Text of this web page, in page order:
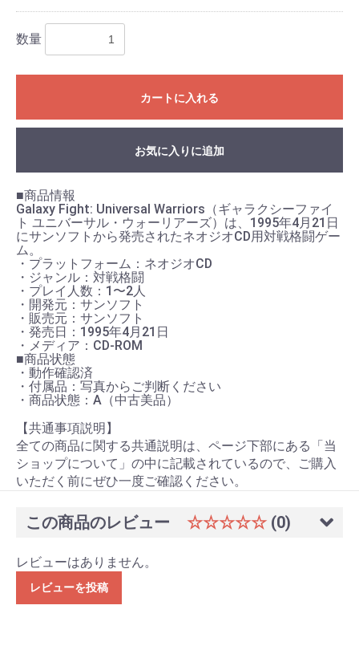
数量
カートに入れる
お買い物を続ける カートへ進む
お気に入りに追加
■商品情報
Galaxy Fight: Universal Warriors（ギャラクシーファイ
ト ユニバーサル・ウォーリアーズ）は、1995年4月21日
にサンソフトから発売されたネオジオCD用対戦格闘ゲー
ム。
・プラットフォーム：ネオジオCD
・ジャンル：対戦格闘
・プレイ人数：1〜2人
・開発元：サンソフト
・販売元：サンソフト
・発売日：1995年4月21日
・メディア：CD-ROM
■商品状態
・動作確認済
・付属品：写真からご判断ください
・商品状態：A（中古美品）
【共通事項説明】
全ての商品に関する共通説明は、ページ下部にある「当
ショップについて」の中に記載されているので、ご購入
いただく前にぜひ一度ご確認ください。
この商品のレビュー ☆☆☆☆☆ (0)
レビューはありません。
レビューを投稿